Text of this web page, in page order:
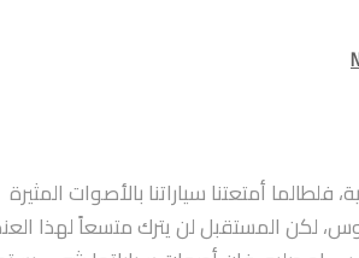
أمتعتنا سياراتنا بالأصوات المثيرة
لكن المستقبل لن يترك متسعاً لهذا